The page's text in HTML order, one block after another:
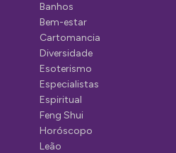
Banhos
Bem-estar
Cartomancia
Diversidade
Esoterismo
Especialistas
Espiritual
Feng Shui
Horóscopo
Leão